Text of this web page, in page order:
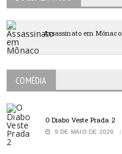
Assassinato em Mônaco
COMÉDIA
O Diabo Veste Prada 2
9 DE MAIO DE 2026